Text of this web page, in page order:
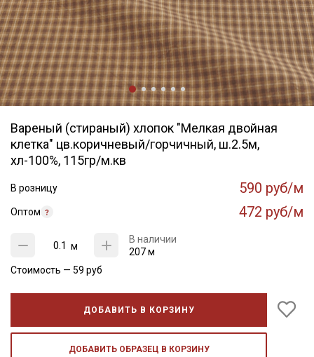
Вареный (стираный) хлопок "Мелкая двойная
клетка" цв.коричневый/горчичный, ш.2.5м,
хл-100%, 115гр/м.кв
В розницу 590 руб/м
Оптом 472 руб/м
м
В наличии
207 м
Стоимость — 59 руб
ДОБАВИТЬ В КОРЗИНУ
ДОБАВИТЬ ОБРАЗЕЦ В КОРЗИНУ